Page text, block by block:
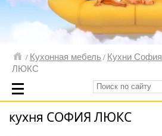
/ Кухонная мебель / Кухни София
ЛЮКС
кухня СОФИЯ ЛЮКС